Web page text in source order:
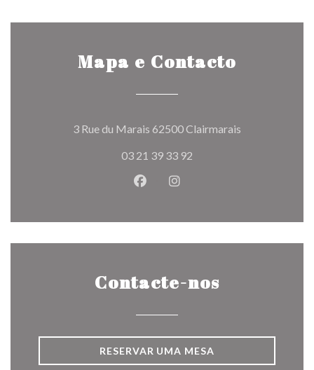
Mapa e Contacto
3 Rue du Marais 62500 Clairmarais
03 21 39 33 92
Facebook ((abre numa nova
Instagram ((abre numa
Contacte-nos
RESERVAR UMA MESA